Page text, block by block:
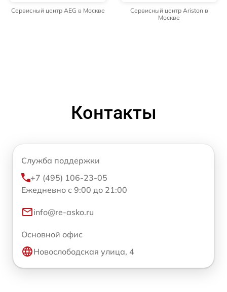
Сервисный центр AEG в Москве
Сервисный центр Ariston в
Москве
Контакты
Служба поддержки
+7 (495) 106-23-05
Ежедневно с 9:00 до 21:00
info@re-asko.ru
Основной офис
Новослободская улица, 4